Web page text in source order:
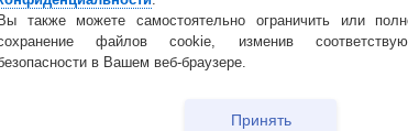
также можете самостоятельно ограничить или
файлов cookie, изменив
в Вашем веб-браузере.
Принять